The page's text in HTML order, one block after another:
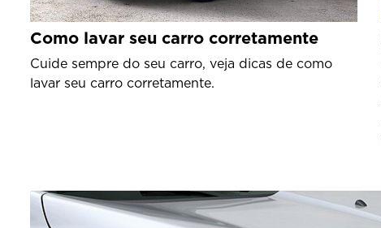
Como lavar seu carro corretamente
Cuide sempre do seu carro, veja dicas de como
lavar seu carro corretamente.